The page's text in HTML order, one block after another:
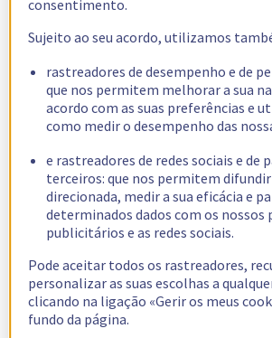
consentimento.
Sujeito ao seu acordo, utilizamos
rastreadores de desempenho e de
que nos permitem melhorar a sua
acordo com as suas preferências e
como medir o desempenho das
e rastreadores de redes sociais e de
terceiros: que nos permitem
direcionada, medir a sua eficácia e
determinados dados com os nossos
publicitários e as redes sociais.
Pode aceitar todos os rastreadores,
personalizar as suas escolhas a
clicando na ligação «Gerir os meus
fundo da página.